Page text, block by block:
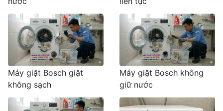
Máy giặt Bosch giặt
không sạch
Máy giặt Bosch không
giữ nước